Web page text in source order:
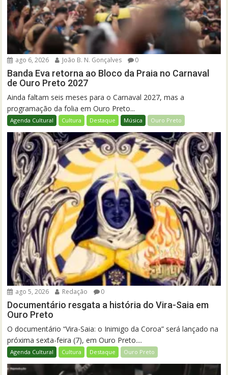
ago 6, 2026 João B. N. Gonçalves 0
Banda Eva retorna ao Bloco da Praia no Carnaval
de Ouro Preto 2027
Ainda faltam seis meses para o Carnaval 2027, mas a
programação da folia em Ouro Preto...
Agenda Cultural Cultura Destaque Música Ouro Preto
ago 5, 2026 Redação 0
Documentário resgata a história do Vira-Saia em
Ouro Preto
O documentário “Vira-Saia: o Inimigo da Coroa” será lançado na
próxima sexta-feira (7), em Ouro Preto....
Agenda Cultural Cultura Destaque Ouro Preto